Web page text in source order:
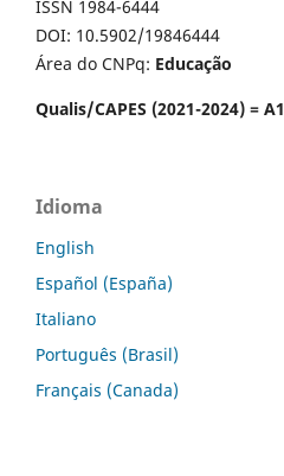
ISSN 1984-6444
DOI: 10.5902/19846444
Área do CNPq: Educação
Qualis/CAPES (2021-2024) = A1
Idioma
English
Español (España)
Italiano
Português (Brasil)
Français (Canada)